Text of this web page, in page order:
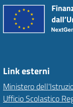
Link esterni
Ministero
Ufficio Scolastico